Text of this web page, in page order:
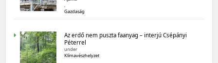
Magyarország számokban: biogazdálkodás
,
Gazdaság
Az erdő nem puszta faanyag – interjú Csépányi
Péterrel
under
Klímavészhelyzet